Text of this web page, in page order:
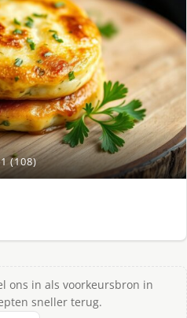
(108)
ons in als voorkeursbron in
sneller terug.